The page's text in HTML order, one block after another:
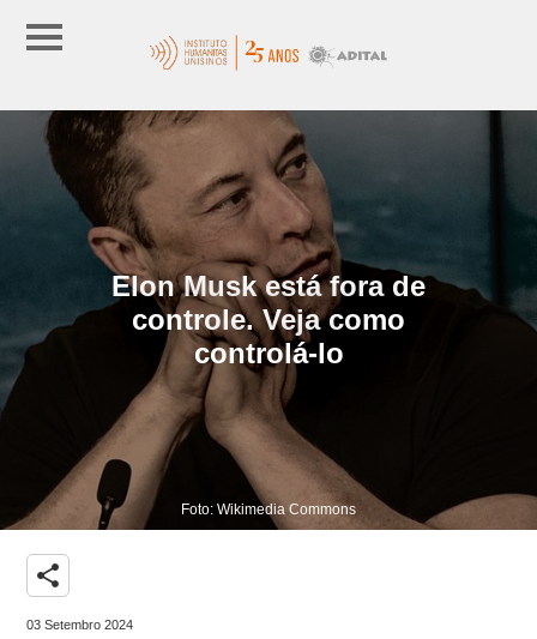
Elon Musk está fora de
controle. Veja como
controlá-lo
Foto: Wikimedia Commons
share
03 Setembro 2024